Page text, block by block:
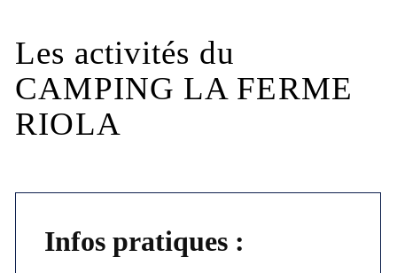
Les activités du
CAMPING LA FERME
RIOLA
Infos pratiques :